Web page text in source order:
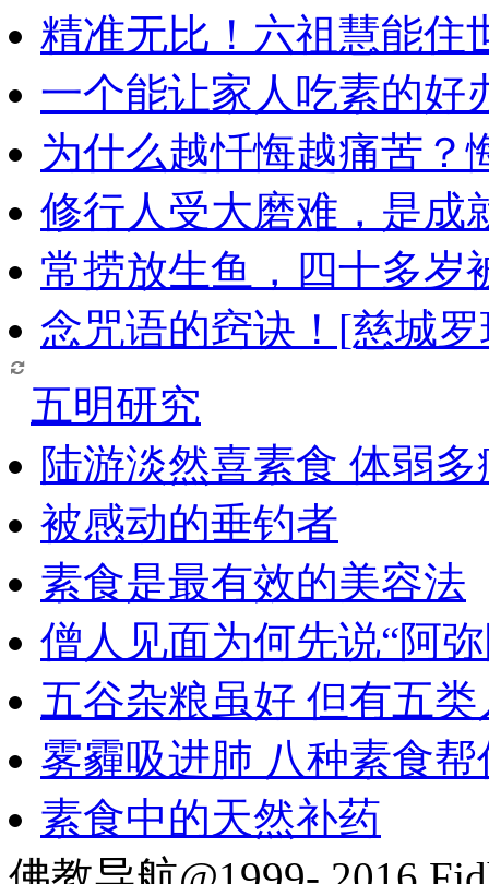
精准无比！六祖慧能住
一个能让家人吃素的好
为什么越忏悔越痛苦？
修行人受大磨难，是成
常捞放生鱼，四十多岁
念咒语的窍诀！[慈城
五明研究
陆游淡然喜素食 体弱
被感动的垂钓者
素食是最有效的美容法
僧人见面为何先说“阿
五谷杂粮虽好 但有五
雾霾吸进肺 八种素食帮
素食中的天然补药